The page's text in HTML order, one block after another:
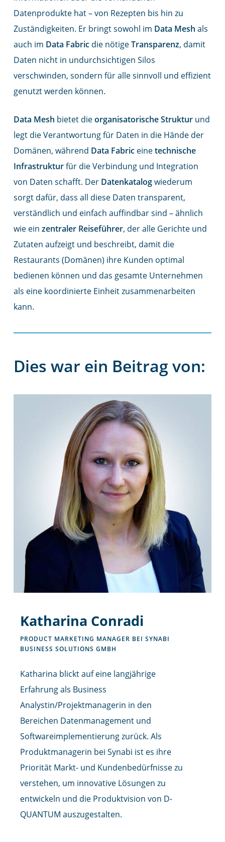
Datenprodukte hat – von Rezepten bis hin zu
Zuständigkeiten. Er bringt sowohl im Data Mesh als
auch im Data Fabric die nötigeTransparenz, damit
Daten nicht in undurchsichtigen Silos
verschwinden, sondern für alle sinnvoll und effizient
genutzt werden können.
Data Mesh bietet dieorganisatorische Struktur und
legt die Verantwortung für Daten in die Hände der
Domänen, während Data Fabric einetechnische
Infrastrukturfür die Verbindung und Integration
von Daten schafft. Der Datenkatalogwiederum
sorgt dafür, dass all diese Daten transparent,
verständlich und einfach auffindbar sind – ähnlich
wie einzentraler Reiseführer, der alle Gerichte und
Zutaten aufzeigt und beschreibt, damit die
Restaurants (Domänen) ihre Kunden optimal
bedienen können und das gesamte Unternehmen
als eine koordinierte Einheit zusammenarbeiten
kann.
Dies war ein Beitrag von:
Katharina Conradi
PRODUCT MARKETING MANAGER BEI SYNABI
BUSINESS SOLUTIONS GMBH
Katharina blickt auf eine langjährige
Erfahrung als Business
Analystin/Projektmanagerin in den
Bereichen Datenmanagement und
Softwareimplementierung zurück. Als
Produktmanagerin bei Synabi ist es ihre
Priorität Markt- und Kundenbedürfnisse zu
verstehen, um innovative Lösungen zu
entwickeln und die Produktvision von D-
QUANTUM auszugestalten.